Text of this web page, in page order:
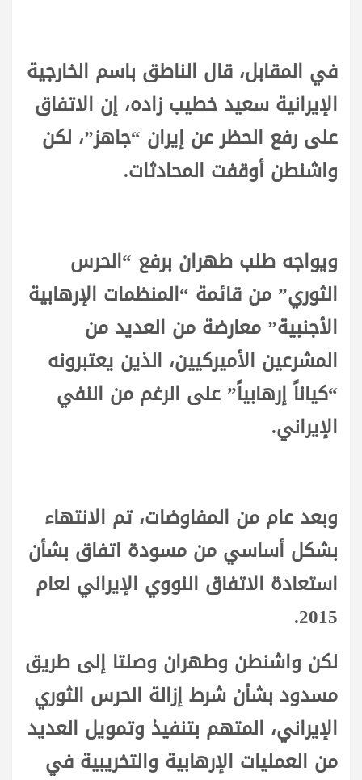
في المقابل، قال الناطق باسم الخارجية
الإيرانية سعيد خطيب زاده، إن الاتفاق
على رفع الحظر عن إيران “جاهز”، لكن
واشنطن أوقفت المحادثات.
ويواجه طلب طهران برفع “الحرس
الثوري” من قائمة “المنظمات الإرهابية
الأجنبية” معارضة من العديد من
المشرعين الأميركيين، الذين يعتبرونه
“كياناً إرهابياً” على الرغم من النفي
الإيراني.
وبعد عام من المفاوضات، تم الانتهاء
بشكل أساسي من مسودة اتفاق بشأن
استعادة الاتفاق النووي الإيراني لعام
2015.
لكن واشنطن وطهران وصلتا إلى طريق
مسدود بشأن شرط إزالة الحرس الثوري
الإيراني، المتهم بتنفيذ وتمويل العديد
من العمليات الإرهابية والتخريبية في